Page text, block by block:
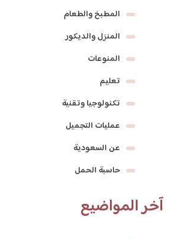
المطبخ والطعام
المنزل والديكور
المنوعات
تعليم
تكنولوجيا وتقنية
عمليات التجميل
عن السعودية
حاسبة الحمل
آخر المواضيع